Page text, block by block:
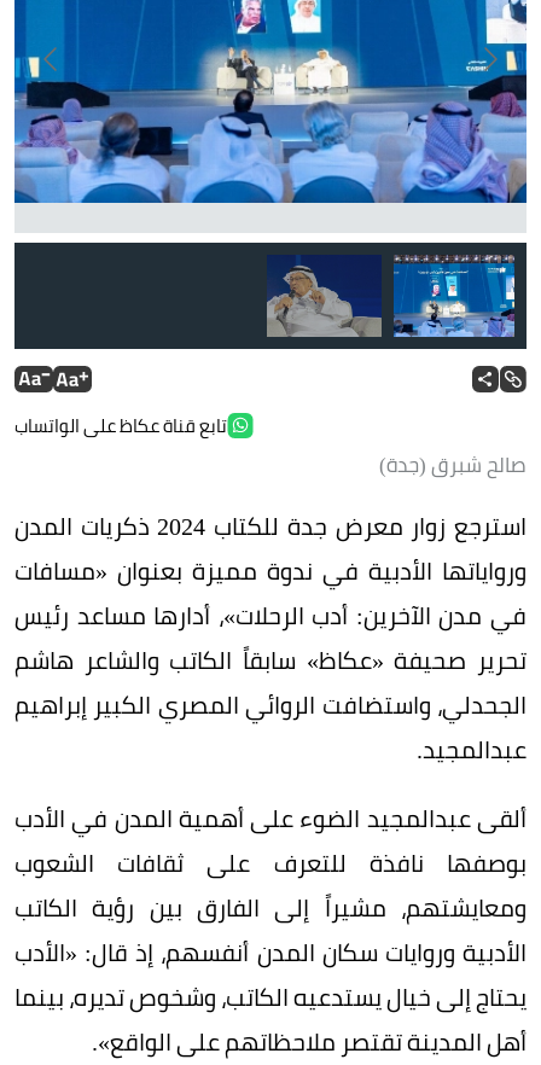
تابع قناة عكاظ على الواتساب
صالح شبرق (جدة)
استرجع زوار معرض جدة للكتاب 2024 ذكريات المدن
ورواياتها الأدبية في ندوة مميزة بعنوان «مسافات
في مدن الآخرين: أدب الرحلات»، أدارها مساعد رئيس
تحرير صحيفة «عكاظ» سابقاً الكاتب والشاعر هاشم
الجحدلي، واستضافت الروائي المصري الكبير إبراهيم
عبدالمجيد.
ألقى عبدالمجيد الضوء على أهمية المدن في الأدب
بوصفها نافذة للتعرف على ثقافات الشعوب
ومعايشتهم، مشيراً إلى الفارق بين رؤية الكاتب
الأدبية وروايات سكان المدن أنفسهم، إذ قال: «الأدب
يحتاج إلى خيال يستدعيه الكاتب، وشخوص تديره، بينما
أهل المدينة تقتصر ملاحظاتهم على الواقع».